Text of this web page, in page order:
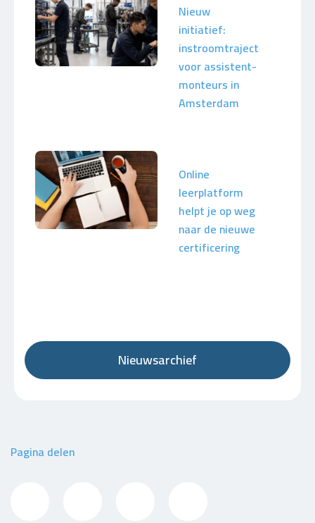
Nieuw
initiatief:
instroomtraject
voor assistent-
monteurs in
Amsterdam
Online
leerplatform
helpt je op weg
naar de nieuwe
certificering
Nieuwsarchief
Pagina delen